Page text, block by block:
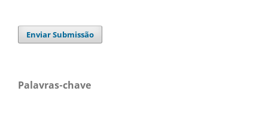
Enviar Submissão
Palavras-chave